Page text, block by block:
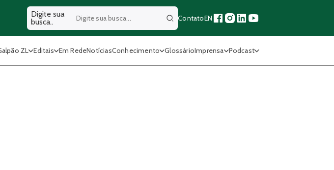
Digite sua
busca..
BuscarContatoEN
ZL Editais Em RedeNotíciasConhecimento GlossárioImprensa Podcast